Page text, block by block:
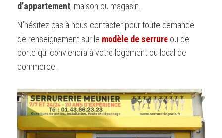
d’appartement, maison ou magasin.
N’hésitez pas à nous contacter pour toute demande
de renseignement sur le modèle de serrure ou de
porte qui conviendra à votre logement ou local de
commerce.